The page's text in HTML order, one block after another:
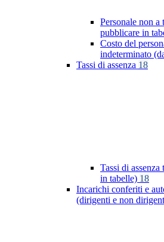
Personale non a
pubblicare in
Costo del
indeterminato
Tassi di assenza 18
Tassi di
in tabelle) 18
Incarichi conferiti e
(dirigenti e non